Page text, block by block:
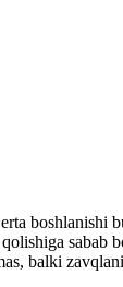
boshlanishi
sabab
balki